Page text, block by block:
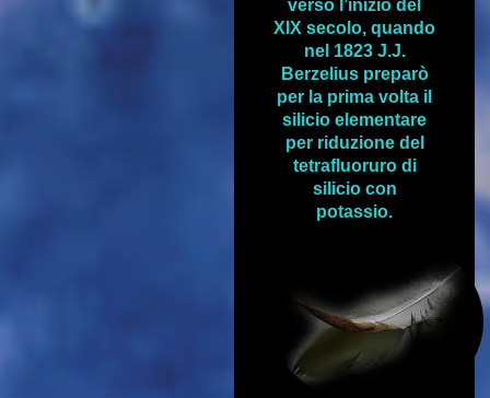
verso l’inizio del
XIX secolo, quando
nel 1823 J.J.
Berzelius preparò
per la prima volta il
silicio elementare
per riduzione del
tetrafluoruro di
silicio con
potassio.